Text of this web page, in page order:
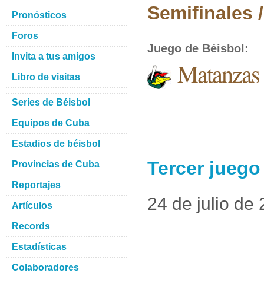
Semifinales
Juego de Béisbol :
Tercer
24 de julio de
Pronósticos
Foros
Invita a tus amigos
Libro de visitas
Series de Béisbol
Equipos de Cuba
Estadios de béisbol
Provincias de Cuba
Reportajes
Artículos
Records
Estadísticas
Colaboradores